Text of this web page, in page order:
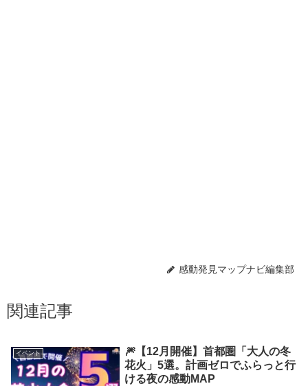
感動発見マップナビ編集部
関連記事
イベント
🎆【12月開催】首都圏「大人の冬
花火」5選。計画ゼロでふらっと行
ける夜の感動MAP